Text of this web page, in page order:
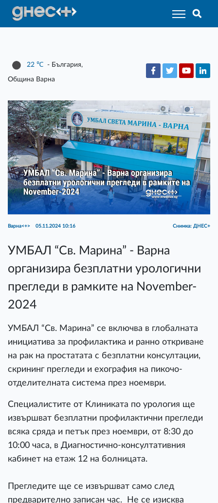
22 ℃ - България,
Община Варна
Варна<+> 05.11.2024 10:16 Снимка: ДНЕС+
УМБАЛ “Св. Марина” - Варна
организира безплатни урологични
прегледи в рамките на November-
2024
УМБАЛ “Св. Марина” се включва в глобалната
инициатива за профилактика и ранно откриване
на рак на простатата с безплатни консултации,
скрининг прегледи и ехография на пикочо-
отделителната система през ноември.
Специалистите от Клиниката по урология ще
извършват безплатни профилактични прегледи
всяка сряда и петък през ноември, от 8:30 до
10:00 часа, в Диагностично-консултативния
кабинет на етаж 12 на болницата.
Прегледите ще се извършват само след
предварително записан час. Не се изисква